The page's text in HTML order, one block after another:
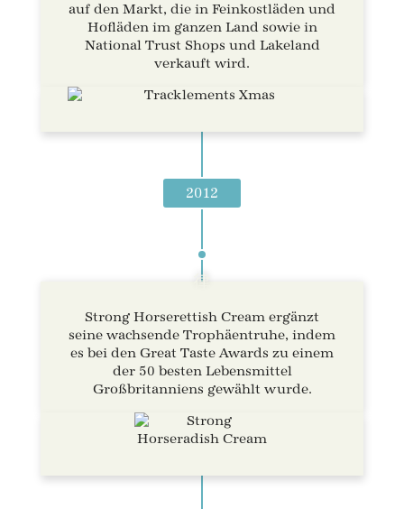
auf den Markt, die in Feinkostläden und
Hofläden im ganzen Land sowie in
National Trust Shops und Lakeland
verkauft wird.
2012
Strong Horserettish Cream ergänzt
seine wachsende Trophäentruhe, indem
es bei den Great Taste Awards zu einem
der 50 besten Lebensmittel
Großbritanniens gewählt wurde.